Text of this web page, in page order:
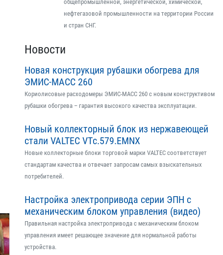
общепромышленной, энергетической, химической,
нефтегазовой промышленности на территории России
и стран СНГ.
Новости
Новая конструкция рубашки обогрева для
ЭМИС-МАСС 260
Кориолисовые расходомеры ЭМИС-МАСС 260 с новым конструктивом
рубашки обогрева – гарантия высокого качества эксплуатации.
Новый коллекторный блок из нержавеющей
стали VALTEC VTс.579.EMNX
Новые коллекторные блоки торговой марки VALTEC соответствует
стандартам качества и отвечает запросам самых взыскательных
потребителей.
Настройка электропривода серии ЭПН с
механическим блоком управления (видео)
Правильная настройка электропривода с механическим блоком
управления имеет решающее значение для нормальной работы
устройства.